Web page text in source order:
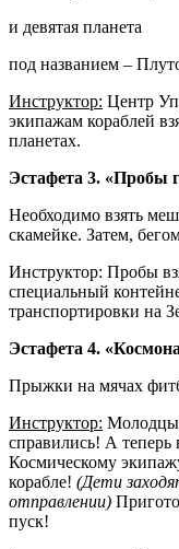
и девятая планета
под названием –
Инструктор: Центр
экипажам кораблей
планетах.
Эстафета 3. «Пробы
Необходимо взять
скамейке. Затем,
Инструктор: Пробы
специальный
транспортировки на
Эстафета 4.
Прыжки на мячах
Инструктор:
справились! А
Космическому
корабле! (Дети
отправлении)
пуск!